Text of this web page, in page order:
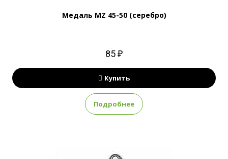
Медаль MZ 45-50 (серебро)
85 ₽
Купить
Подробнее